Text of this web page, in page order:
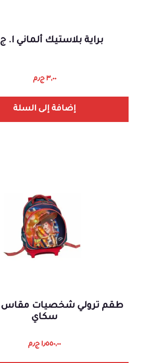
براية بلاستيك ألماني ا. ج 111
٣,٠٠ ج٫م
إضافة إلى السلة
سكاي
١٫٥٥٠,٠٠ ج٫م